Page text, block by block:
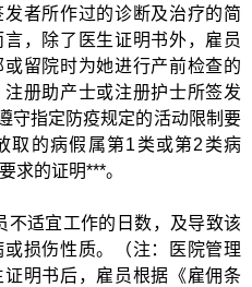
者所作过的诊断及治疗的简
，除了医生证明书外，雇员
留院时为她进行产前检查的
册助产士或注册护士所签发
守指定防疫规定的活动限制要
取的病假属第1类或第2类病
求的证明***。
不适宜工作的日数，及导致该
损伤性质。（注：医院管理
明书后，雇员根据《雇佣条